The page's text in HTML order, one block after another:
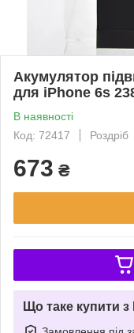
Акумулятор
для iPhone 6s
В наявності
Код: 72417
Роздріб
673 ₴
Що таке купити